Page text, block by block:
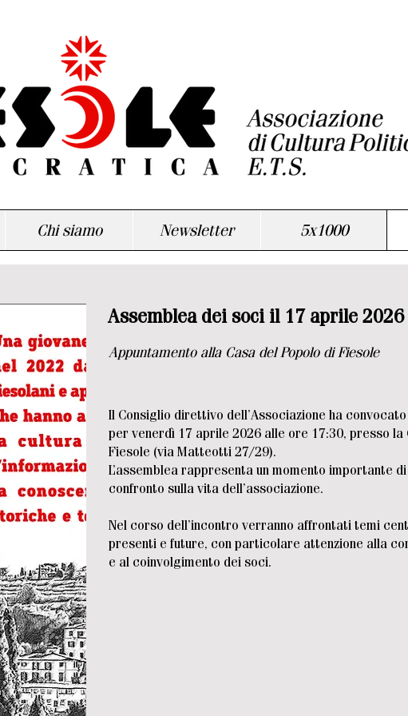
Chi siamo Newsletter 5x1000
Assemblea dei soci il 17 aprile 2026
Appuntamento alla Casa del Popolo di Fiesole
Il Consiglio direttivo dell’Associazione ha
per venerdì 17 aprile 2026 alle ore 17:30, presso la
Fiesole (via Matteotti 27/29).
L’assemblea rappresenta un momento importante
confronto sulla vita dell’associazione.
Nel corso dell’incontro verranno affrontati temi
presenti e future, con particolare attenzione alla
e al coinvolgimento dei soci.